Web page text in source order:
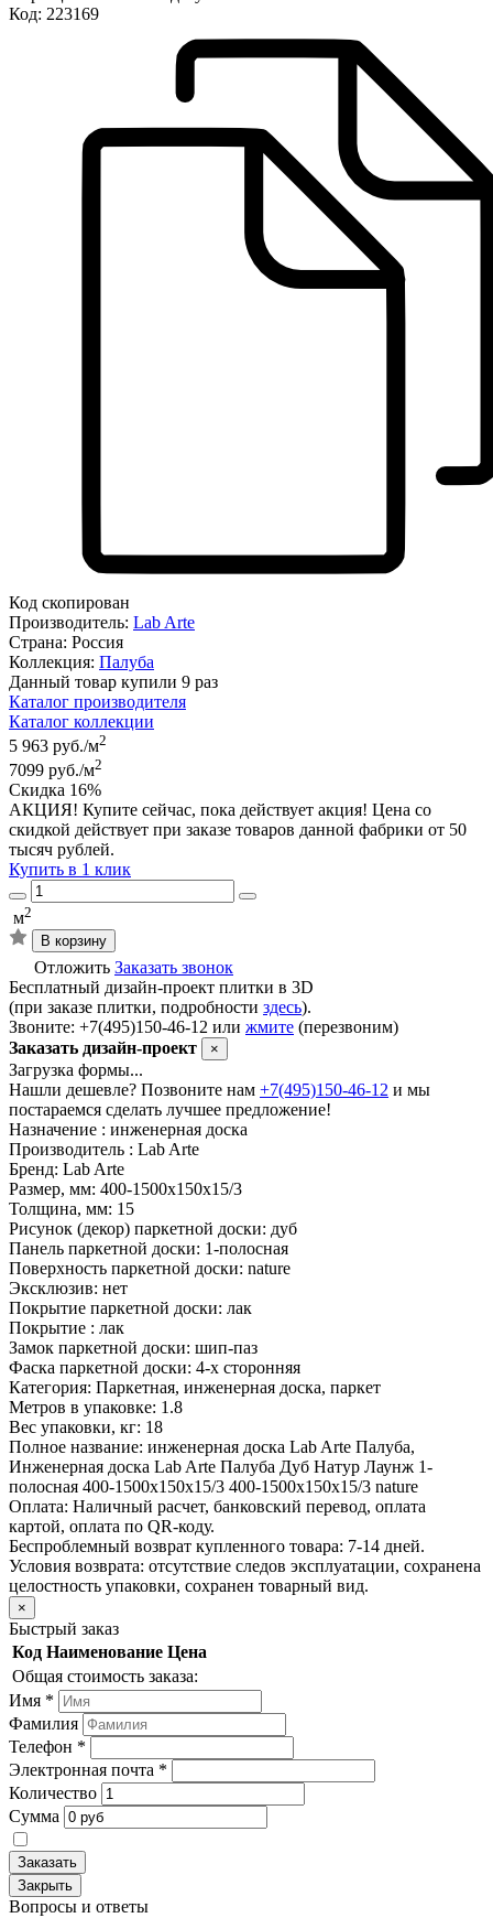
Код: 223169
Код скопирован
Производитель: Lab Arte
Страна: Россия
Коллекция: Палуба
Данный товар купили 9 раз
Каталог производителя
Каталог коллекции
5 963 руб./м2
7099 руб./м2
Скидка 16%
АКЦИЯ! Купите сейчас, пока действует акция! Цена со
скидкой действует при заказе товаров данной фабрики от 50
тысяч рублей.
Купить в 1 клик
м2
В корзину
Отложить Заказать звонок
Бесплатный дизайн-проект плитки в 3D
(при заказе плитки, подробности здесь).
Звоните: +7(495)150-46-12 или жмите (перезвоним)
Заказать дизайн-проект
×
Загрузка формы...
Нашли дешевле? Позвоните нам +7(495)150-46-12 и мы
постараемся сделать лучшее предложение!
Назначение : инженерная доска
Производитель : Lab Arte
Бренд: Lab Arte
Размер, мм: 400-1500х150х15/3
Толщина, мм: 15
Рисунок (декор) паркетной доски: дуб
Панель паркетной доски: 1-полосная
Поверхность паркетной доски: nature
Эксклюзив: нет
Покрытие паркетной доски: лак
Покрытие : лак
Замок паркетной доски: шип-паз
Фаска паркетной доски: 4-х сторонняя
Категория: Паркетная, инженерная доска, паркет
Метров в упаковке: 1.8
Вес упаковки, кг: 18
Полное название: инженерная доска Lab Arte Палуба,
Инженерная доска Lab Arte Палуба Дуб Натур Лаунж 1-
полосная 400-1500х150х15/3 400-1500х150х15/3 nature
Оплата: Наличный расчет, банковский перевод, оплата
картой, оплата по QR-коду.
Беспроблемный возврат купленного товара: 7-14 дней.
Условия возврата: отсутствие следов эксплуатации, сохранена
целостность упаковки, сохранен товарный вид.
×
Быстрый заказ
Код Наименование Цена
Общая стоимость заказа:
Имя *
Фамилия
Телефон *
Электронная почта *
Количество
Сумма
Заказать
Закрыть
Вопросы и ответы